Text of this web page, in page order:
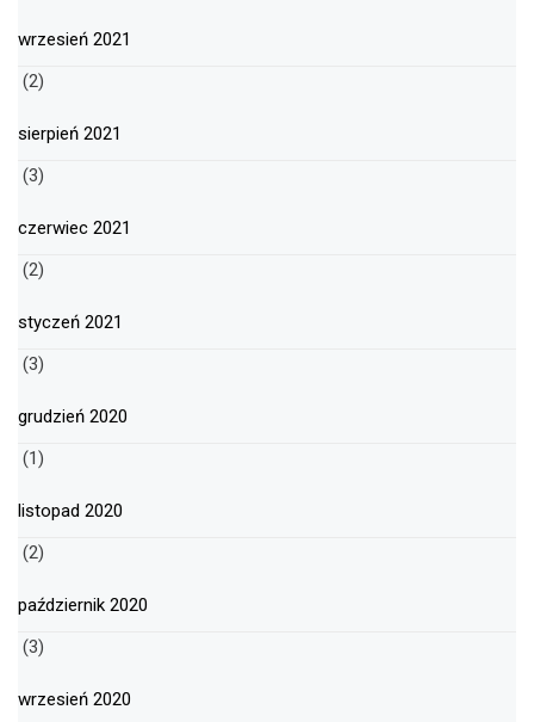
wrzesień 2021
(2)
sierpień 2021
(3)
czerwiec 2021
(2)
styczeń 2021
(3)
grudzień 2020
(1)
listopad 2020
(2)
październik 2020
(3)
wrzesień 2020